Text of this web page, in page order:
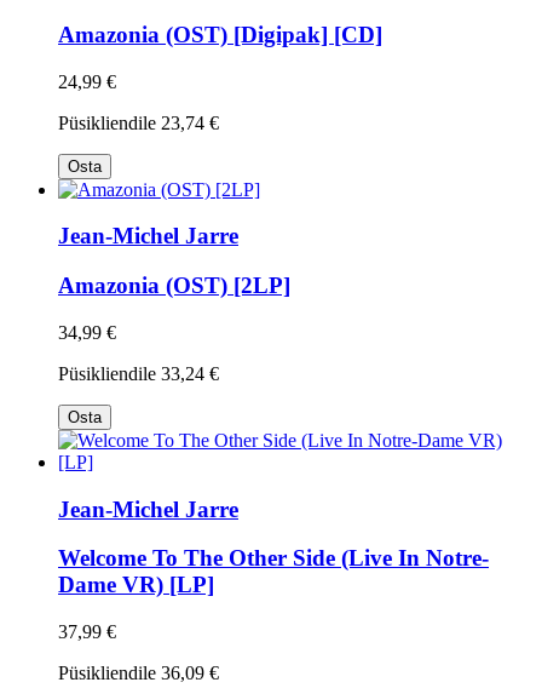
Amazonia (OST) [Digipak] [CD]
24,99 €
Püsikliendile 23,74 €
Osta
Jean-Michel Jarre
Amazonia (OST) [2LP]
34,99 €
Püsikliendile 33,24 €
Osta
Jean-Michel Jarre
Welcome To The Other Side (Live In Notre-
Dame VR) [LP]
37,99 €
Püsikliendile 36,09 €